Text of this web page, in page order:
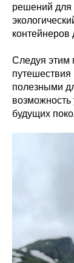
решений для
контейнеров
Следуя этим
путешествия
полезными
возможность
будущих